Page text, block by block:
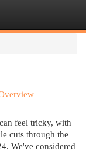
feel tricky, with
cuts through the
We've considered